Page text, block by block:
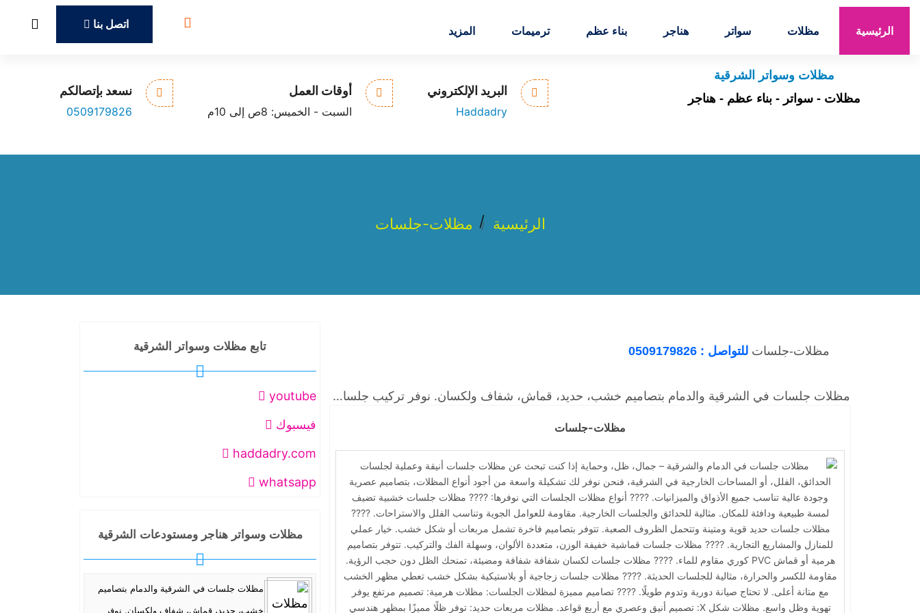
فيسبوك tiktok
مظلات وسواتر الشرقية
مظلات - سواتر - بناء عظم - هناجر
نسعد بإتصالكم
0509179826
أوقات العمل
السبت - الخميس: 8ص إلى 10م
البريد الإلكتروني
Haddadry
الرئيسية مظلات سواتر هناجر بناء عظم ترميمات المزيد اتصل بنا
الرئيسية / مظلات-جلسات
مظلات-جلسات للتواصل : 0509179826
مظلات جلسات في الشرقية والدمام بتصاميم خشب، حديد، قماش، شفاف ولكسان. نوفر تركيب جلسات خارجية وحدائق بجودة عالية ومتانة ضد الشمس والأمطار.
مظلات-جلسات
تابع مظلات وسواتر الشرقية
youtube
فيسبوك
haddadry.com
whatsapp
مظلات وسواتر هناجر ومستودعات الشرقية
مظلات جلسات في الشرقية والدمام بتصاميم
خشب، حديد، قماش، شفاف ولكسان. نوفر